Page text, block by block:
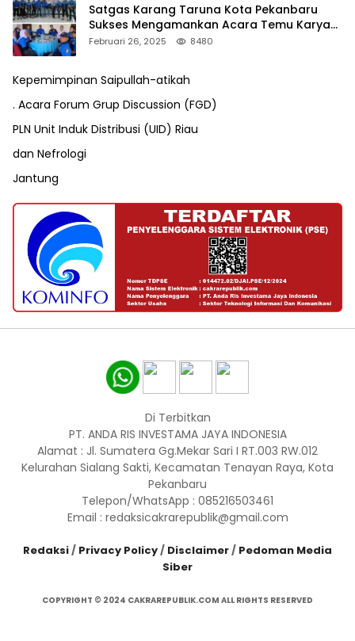
Satgas Karang Taruna Kota Pekanbaru
Sukses Mengamankan Acara Temu Karya
VII Karang Taruna Pekanbaru
Februari 26, 2025 8480
Kepemimpinan Saipullah-atikah
. Acara Forum Grup Discussion (FGD)
PLN Unit Induk Distribusi (UID) Riau
dan Nefrologi
Jantung
Di Terbitkan
PT. ANDA RIS INVESTAMA JAYA INDONESIA
Alamat : Jl. Sumatera Gg.Mekar Sari I RT.003 RW.012
Kelurahan Sialang Sakti, Kecamatan Tenayan Raya, Kota
Pekanbaru
Telepon/WhatsApp : 085216503461
Email : redaksicakrarepublik@gmail.com
Redaksi/ Privacy Policy/ Disclaimer/ Pedoman Media
Siber
COPYRIGHT © 2024 CAKRAREPUBLIK.COM ALL RIGHTS RESERVED